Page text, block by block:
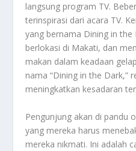
langsung program TV.
terinspirasi dari acara TV.
yang bernama Dining in
berlokasi di Makati, dan
makan dalam keadaan
nama “Dining in the Dark,”
meningkatkan kesadaran
Pengunjung akan di pandu
yang mereka harus
mereka nikmati. Ini adalah